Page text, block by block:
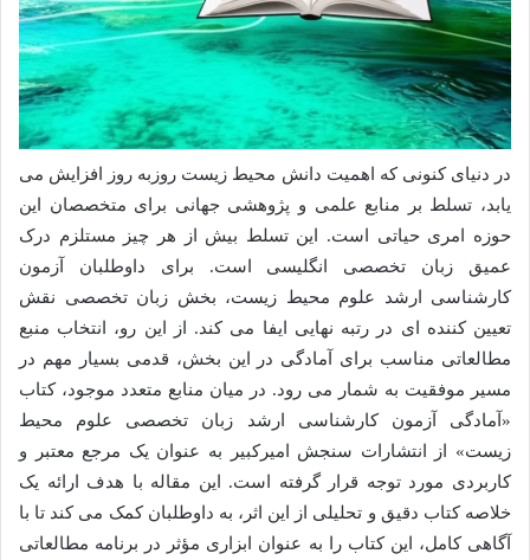
در دنیای کنونی که اهمیت دانش محیط زیست روزبه روز افزایش می
یابد، تسلط بر منابع علمی و پژوهشی جهانی برای متخصصان این
حوزه امری حیاتی است. این تسلط بیش از هر چیز مستلزم درک
عمیق زبان تخصصی انگلیسی است. برای داوطلبان آزمون
کارشناسی ارشد علوم محیط زیست، بخش زبان تخصصی نقش
تعیین کننده ای در رتبه نهایی ایفا می کند. از این رو، انتخاب منبع
مطالعاتی مناسب برای آمادگی در این بخش، قدمی بسیار مهم در
مسیر موفقیت به شمار می رود. در میان منابع متعدد موجود، کتاب
«آمادگی آزمون کارشناسی ارشد زبان تخصصی علوم محیط
زیست» از انتشارات سنجش امیرکبیر به عنوان یک مرجع معتبر و
کاربردی مورد توجه قرار گرفته است. این مقاله با هدف ارائه یک
خلاصه کتاب دقیق و تحلیلی از این اثر، به داوطلبان کمک می کند تا با
آگاهی کامل، این کتاب را به عنوان ابزاری مؤثر در برنامه مطالعاتی